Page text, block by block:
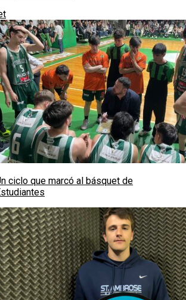
ciclo que marcó al básquet de